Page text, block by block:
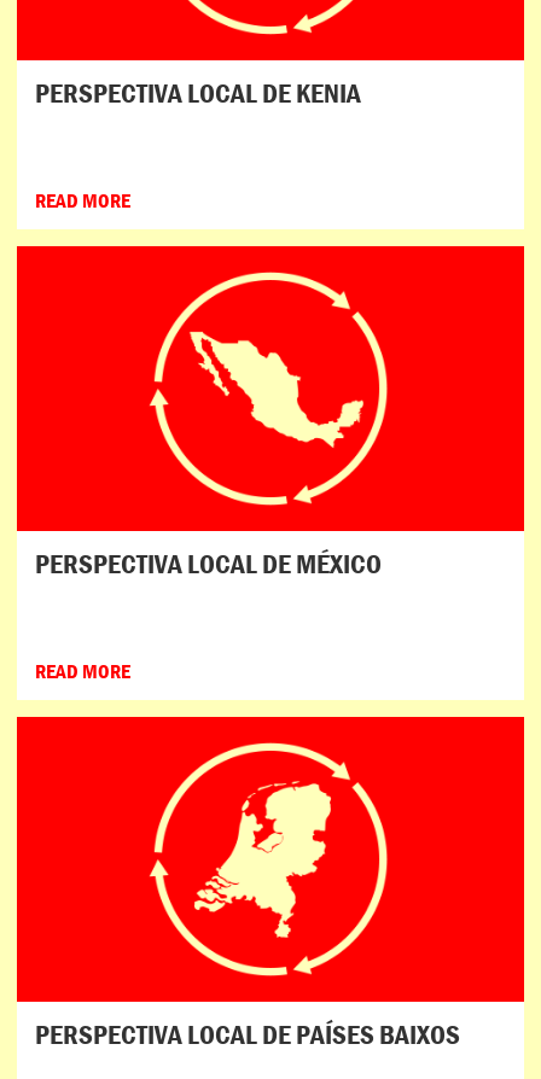
PERSPECTIVA LOCAL DE KENIA
READ MORE
PERSPECTIVA LOCAL DE MÉXICO
READ MORE
PERSPECTIVA LOCAL DE PAÍSES BAIXOS